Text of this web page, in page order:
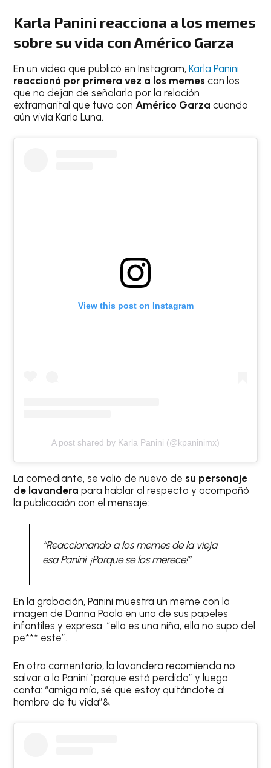
Karla Panini reacciona a los memes
sobre su vida con Américo Garza
En un video que publicó en Instagram,Karla Panini
reaccionó por primera vez a los memes con los
que no dejan de señalarla por la relación
extramarital que tuvo con Américo Garzacuando
aún vivía Karla Luna.
View this post on Instagram
A post shared by Karla Panini (@kpaninimx)
La comediante, se valió de nuevo de su personaje
de lavandera para hablar al respecto y acompañó
la publicación con el mensaje:
“Reaccionando a los memes de la vieja
esa Panini. ¡Porque se los merece!”
En la grabación, Panini muestra un meme con la
imagen de Danna Paola en uno de sus papeles
infantiles y expresa: “ella es una niña, ella no supo del
pe*** este”.
En otro comentario, la lavandera recomienda no
salvar a la Panini “porque está perdida” y luego
canta: “amiga mía, sé que estoy quitándote al
hombre de tu vida”&